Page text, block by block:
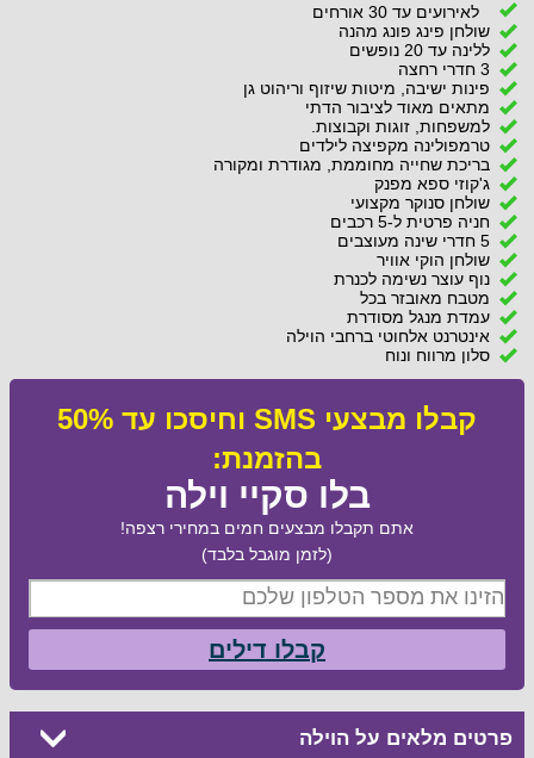
לאירועים עד 30 אורחים
שולחן פינג פונג מהנה
ללינה עד 20 נופשים
3 חדרי רחצה
פינות ישיבה, מיטות שיזוף וריהוט גן
מתאים מאוד לציבור הדתי
למשפחות, זוגות וקבוצות.
טרמפולינה מקפיצה לילדים
בריכת שחייה מחוממת, מגודרת ומקורה
ג'קוזי ספא מפנק
שולחן סנוקר מקצועי
חניה פרטית ל-5 רכבים
5 חדרי שינה מעוצבים
שולחן הוקי אוויר
נוף עוצר נשימה לכנרת
מטבח מאובזר בכל
עמדת מנגל מסודרת
אינטרנט אלחוטי ברחבי הוילה
סלון מרווח ונוח
קבלו מבצעי SMS וחיסכו עד 50%
בהזמנת:
בלו סקיי וילה
אתם תקבלו מבצעים חמים במחירי רצפה!
(לזמן מוגבל בלבד)
קבלו דילים
פרטים מלאים על הוילה